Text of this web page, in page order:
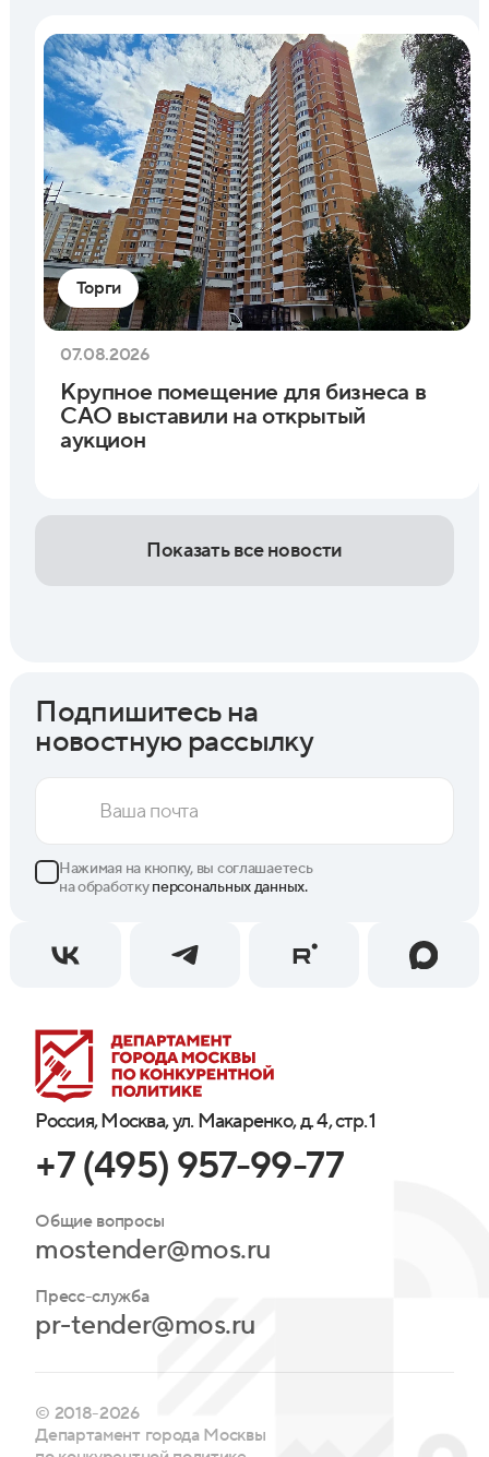
Торги
07.08.2026
Крупное помещение для бизнеса в
САО выставили на открытый
аукцион
Показать все новости
Россия, Москва, ул. Макаренко, д. 4, стр. 1
+7 (495) 957-99-77
Общие вопросы
mostender@mos.ru
Пресс-служба
pr-tender@mos.ru
Подпишитесь на
новостную рассылку
Нажимая на кнопку, вы соглашаетесь
на обработкуперсональных данных.
© 2018-2026
Департамент города Москвы